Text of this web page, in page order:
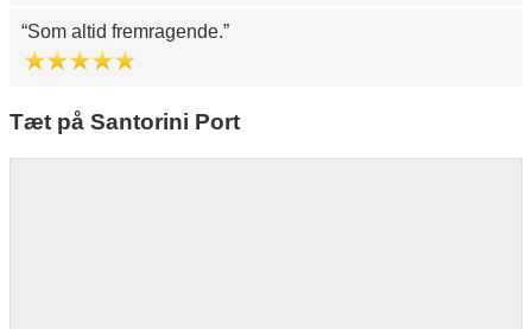
Som altid fremragende.
Tæt på Santorini Port